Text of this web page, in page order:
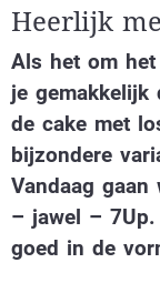
Heerlijk
Als het om
je gemakkelijk
de cake met
bijzondere
Vandaag
– jawel –
goed in de